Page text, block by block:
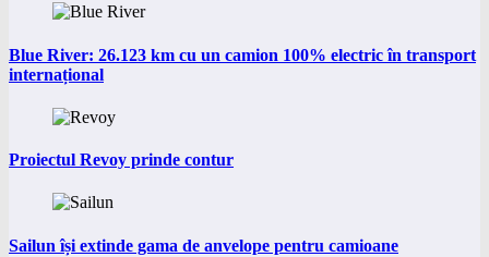
Blue River: 26.123 km cu un camion 100% electric în transport
internațional
Proiectul Revoy prinde contur
Sailun își extinde gama de anvelope pentru camioane